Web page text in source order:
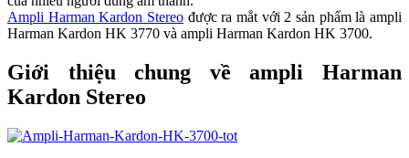
Ampli Harman Kardon Stereo được ra mắt với 2 sản phẩm là ampli
Harman Kardon HK 3770 và ampli Harman Kardon HK 3700.
Giới thiệu chung về ampli Harman
Kardon Stereo